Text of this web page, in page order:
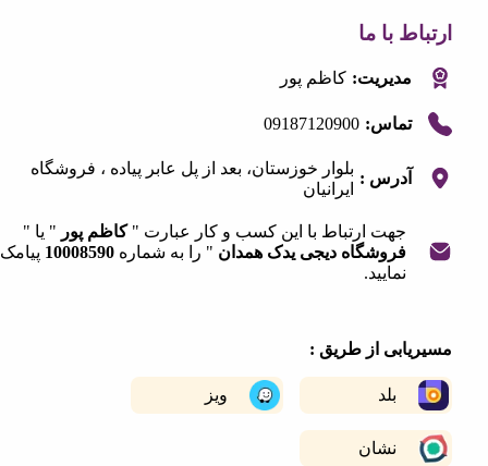
با ما
مدیریت: کاظم پور
تماس: 09187120900
آدرس :
بلوار خوزستان، بعد از پل عابر پیاده ، فروشگاه
ایرانیان
جهت ارتباط با این کسب و کار عبارت "کاظم پور " یا "
فروشگاه دیجی یدک همدان" را به شماره 10008590 پیامک
از طریق :
ویز
نشان